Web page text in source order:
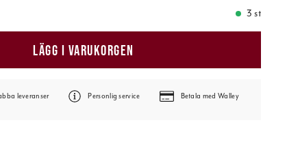
3 st
LÄGG I VARUKORGEN
leveranser Personlig service Betala med Walley